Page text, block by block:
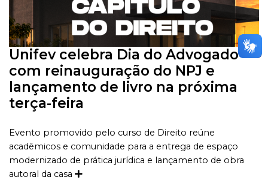
Unifev celebra Dia do Advogado
com reinauguração do NPJ e
lançamento de livro na próxima
terça-feira
Evento promovido pelo curso de Direito reúne
acadêmicos e comunidade para a entrega de espaço
modernizado de prática jurídica e lançamento de obra
autoral da casa